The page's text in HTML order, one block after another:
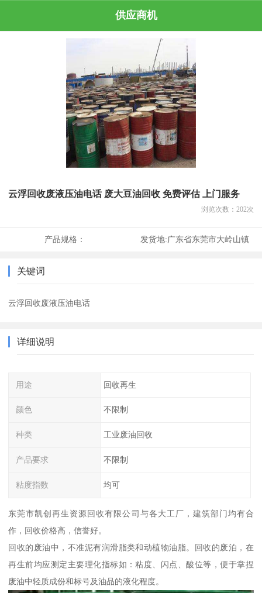
供应商机
云浮回收废液压油电话 废大豆油回收 免费评估 上门服务
浏览次数： 202次
产品规格： 发货地:广东省东莞市大岭山镇
关键词
云浮回收废液压油电话
详细说明
用途 回收再生
颜色 不限制
种类 工业废油回收
产品要求 不限制
粘度指数 均可
东莞市凯创再生资源回收有限公司与各大工厂，建筑部门均有合
作，回收价格高，信誉好。
回收的废油中，不准泥有润滑脂类和动植物油脂。回收的废泊，在
再生前均应测定主要理化指标如：粘度、闪点、酸位等，便于掌捏
废油中轻质成份和标号及油品的液化程度。